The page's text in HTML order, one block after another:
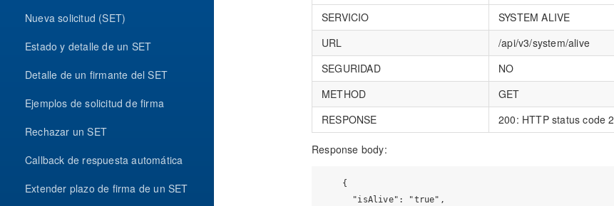
Nueva solicitud (SET)
Estado y detalle de un SET
Detalle de un firmante del SET
Ejemplos de solicitud de firma
Rechazar un SET
Callback de respuesta automática
Extender plazo de firma de un SET
SERVICIO
SYSTEM ALIVE
URL
/api/v3/system/alive
SEGURIDAD
NO
METHOD
GET
RESPONSE
200: HTTP status code
Response body:
    {
      "isAlive": "true",